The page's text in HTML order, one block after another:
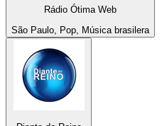
Rádio Ótima Web
São Paulo, Pop, Música brasilera